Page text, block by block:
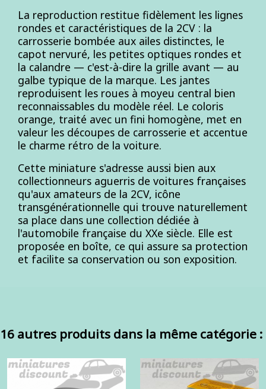
La reproduction restitue fidèlement les lignes
rondes et caractéristiques de la 2CV : la
carrosserie bombée aux ailes distinctes, le
capot nervuré, les petites optiques rondes et
la calandre — c'est-à-dire la grille avant — au
galbe typique de la marque. Les jantes
reproduisent les roues à moyeu central bien
reconnaissables du modèle réel. Le coloris
orange, traité avec un fini homogène, met en
valeur les découpes de carrosserie et accentue
le charme rétro de la voiture.
Cette miniature s'adresse aussi bien aux
collectionneurs aguerris de voitures françaises
qu'aux amateurs de la 2CV, icône
transgénérationnelle qui trouve naturellement
sa place dans une collection dédiée à
l'automobile française du XXe siècle. Elle est
proposée en boîte, ce qui assure sa protection
et facilite sa conservation ou son exposition.
16 autres produits dans la même catégorie :